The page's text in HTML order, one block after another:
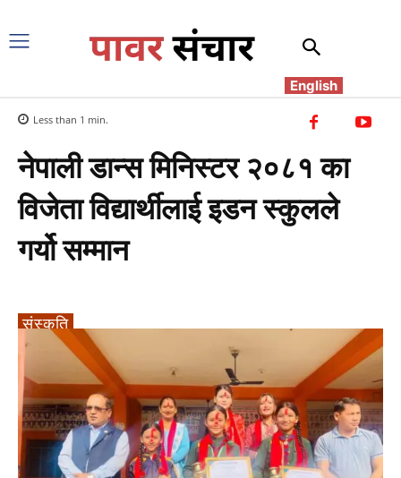
English
Less than 1 min.
नेपाली डान्स मिनिस्टर २०८१ का
विजेता विद्यार्थीलाई इडन स्कुलले
गर्यो सम्मान
संस्कृति